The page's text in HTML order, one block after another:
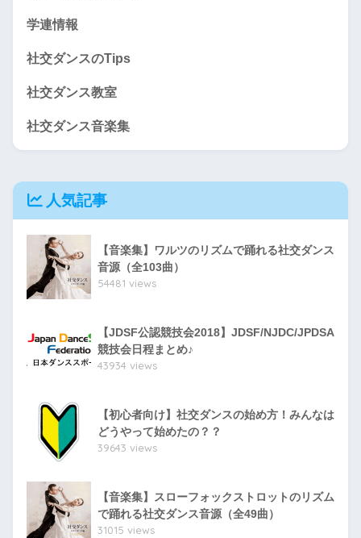
学連情報
社交ダンスのTips
社交ダンス教室
社交ダンス音楽集
人気記事
【音楽集】ワルツのリズムで踊れる社交ダンス
音源（全103曲）
54481 views
【JDSF公認競技会2018】JDSF/NJDC/JPDSA
競技会日程まとめ♪
43934 views
【初心者向け】社交ダンスの始め方！みんなは
どうやって始めたの？？
39643 views
【音楽集】スローフォックストロットのリズム
で踊れる社交ダンス音源（全49曲）
31015 views